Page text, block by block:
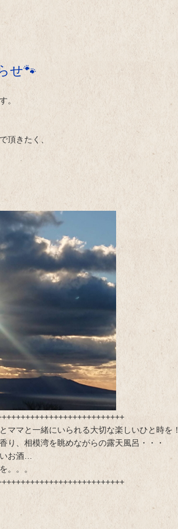
せ🐾
。
頂きたく、
ママと一緒にいられる大切な楽しいひと時を！
り、相模湾を眺めながらの露天風呂・・・
お酒…
。。。